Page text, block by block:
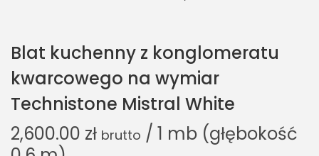
Blat kuchenny z konglomeratu
kwarcowego na wymiar
Technistone Mistral White
2,600.00 zł brutto / 1 mb (głębokość